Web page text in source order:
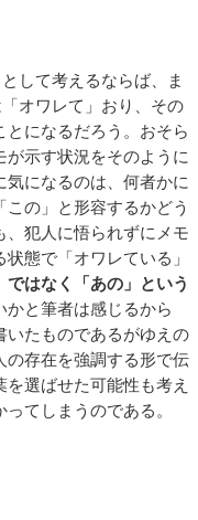
して考えるならば、ま
オワレて」おり、その
になるだろう。おそら
が示す状況をそのように
になるのは、何者かに
この」と形容するかどう
犯人に悟られずにメモ
態で「オワレている」
ではなく「あの」という
かと筆者は感じるから
いたものであるがゆえの
の存在を強調する形で伝
選ばせた可能性も考え
てしまうのである。